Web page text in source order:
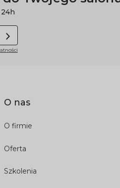
O nas
O firmie
Oferta
Szkolenia